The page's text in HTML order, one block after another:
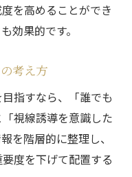
を高めることができ
効果的です。
考え方
指すなら、「誰でも
視線誘導を意識した
を階層的に整理し、
度を下げて配置する